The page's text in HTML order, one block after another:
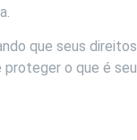
que seus
o que é